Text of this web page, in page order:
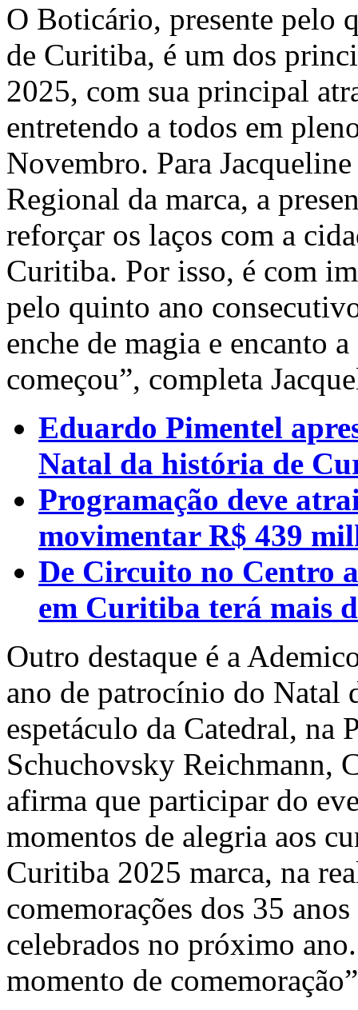
O Boticário, presente pelo
de Curitiba, é um dos
2025, com sua principal
entretendo a todos em
Novembro. Para
Regional da marca, a
reforçar os laços com a
Curitiba. Por isso, é com
pelo quinto ano
enche de magia e encanto
começou”, completa
Eduardo Pimentel
Natal da história de
Programação deve
movimentar R$ 439
De Circuito no Centro
em Curitiba terá mais
Outro destaque é a
ano de patrocínio do Natal
espetáculo da Catedral, na
Schuchovsky Reichmann,
afirma que participar do
momentos de alegria aos
Curitiba 2025 marca, na
comemorações dos 35
celebrados no próximo
momento de